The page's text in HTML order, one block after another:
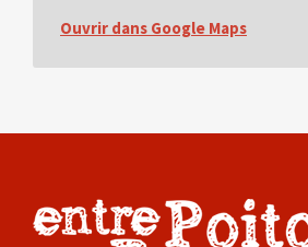
Ouvrir dans Google Maps